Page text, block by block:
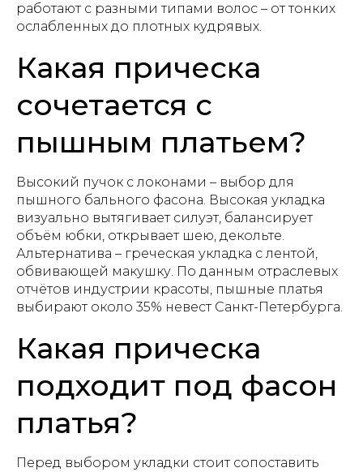
работают с разными типами волос – от тонких
ослабленных до плотных кудрявых.
Какая прическа
сочетается с
пышным платьем?
Высокий пучок с локонами – выбор для
пышного бального фасона. Высокая укладка
визуально вытягивает силуэт, балансирует
объём юбки, открывает шею, декольте.
Альтернатива – греческая укладка с лентой,
обвивающей макушку. По данным отраслевых
отчётов индустрии красоты, пышные платья
выбирают около 35% невест Санкт-Петербурга.
Какая прическа
подходит под фасон
платья?
Перед выбором укладки стоит сопоставить